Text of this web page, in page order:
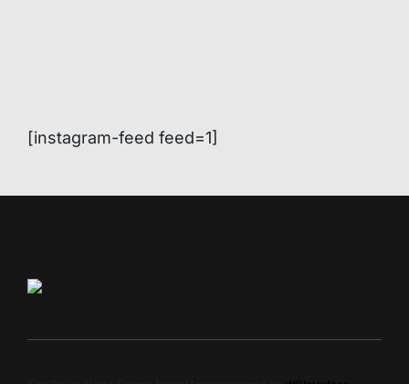
[instagram-feed feed=1]